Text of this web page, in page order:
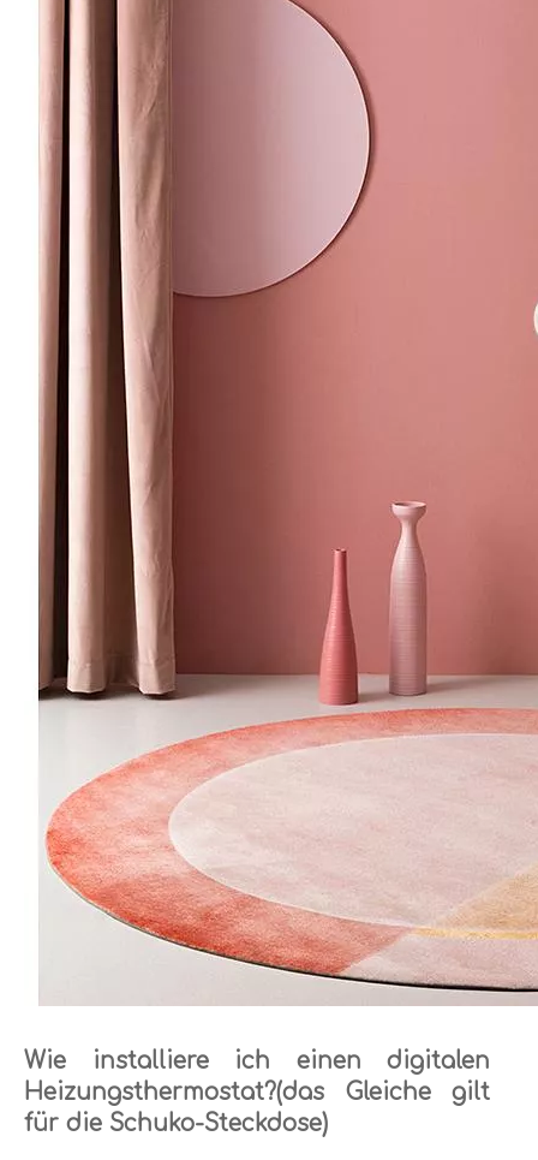
Wie installiere ich einen digitalen
Heizungsthermostat?(das Gleiche gilt
für die Schuko-Steckdose)